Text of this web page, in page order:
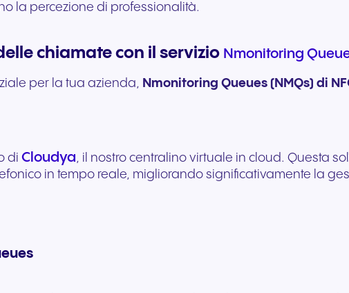
la percezione di professionalità.
chiamate con il servizio Nmonitoring
per la tua azienda, Nmonitoring Queues (NMQs) di
di Cloudya, il nostro centralino virtuale in cloud. Questa
in tempo reale, migliorando significativamente la